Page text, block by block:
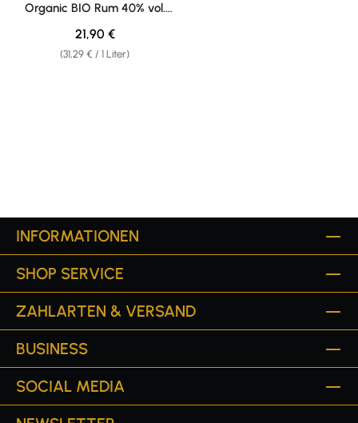
Organic BIO Rum 40% vol.
0,70l
(31,29 € / 1 Liter)
Regulärer Preis:
21,90 €
INFORMATIONEN
SHOP SERVICE
ZAHLARTEN & VERSAND
BUSINESS
SOCIAL MEDIA